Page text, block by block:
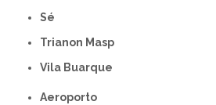
Sé
Trianon Masp
Vila Buarque
Aeroporto